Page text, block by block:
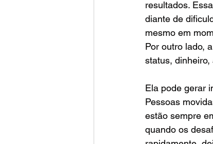
resultados.
diante de
mesmo em
Por outro lado,
status,
Ela pode gerar
Pessoas
estão sempre
quando os